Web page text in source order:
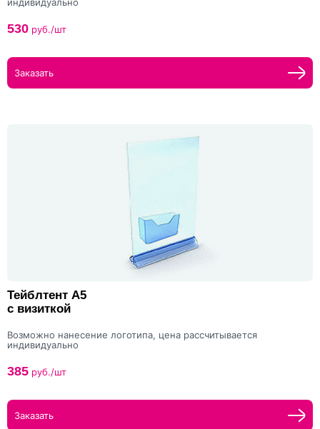
индивидуально
530 руб./шт
Заказать
Тейблтент А5
с визиткой
Возможно нанесение логотипа, цена рассчитывается
индивидуально
385 руб./шт
Заказать